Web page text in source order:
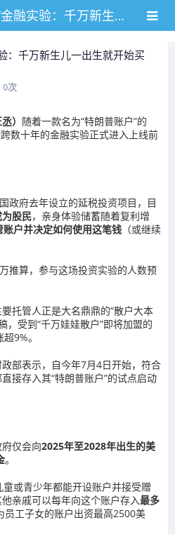
美国迎来“娃娃炒股”金融实验：千万新生儿一出生就开始买ETF
：千万新生儿一出生就开始买
0次
） 随着一款名为“特朗普账户”的
数十年的金融实验正式进入上线前
政府去年设立的延税投资项目，目
股民，亲身体验储蓄随着复利增
户并决定如何使用这笔钱 （或继续
推算，参与这场投资实验的人数预
托管人正是大名鼎鼎的“散户大本
，受到“千万娃娃散户”即将加盟的
9%。
部表示，自今年7月4日开始，符合
接存入其“特朗普账户”的试点启动
仅会向2025年至2028年出生的美
。
或青少年都能开设账户并接受赠
亲戚可以每年向这个账户存入最多
员工子女的账户出资最高2500美